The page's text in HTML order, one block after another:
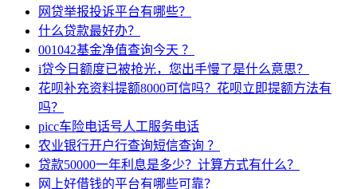
网贷举报投诉平台有哪些？
什么贷款最好办？
001042基金净值查询今天 ？
i贷今日额度已被抢光，您出手慢了是什么意思？
花呗补充资料提额8000可信吗？花呗立即提额方法有
吗？
picc车险电话号人工服务电话
农业银行开户行查询短信查询 ？
贷款50000一年利息是多少？计算方式有什么？
网上好借钱的平台有哪些可靠？